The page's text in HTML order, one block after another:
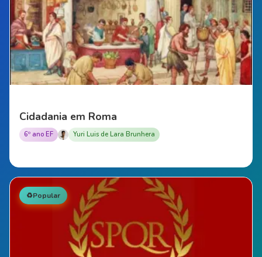
Cidadania em Roma
6º ano EF Yuri Luis de Lara Brunhera
♻️Popular